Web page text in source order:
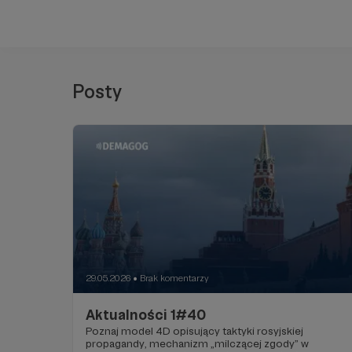
Posty
29.05.2026 ● Brak komentarzy
Aktualności 1#40
Poznaj model 4D opisujący taktyki rosyjskiej
propagandy, mechanizm „milczącej zgody” w